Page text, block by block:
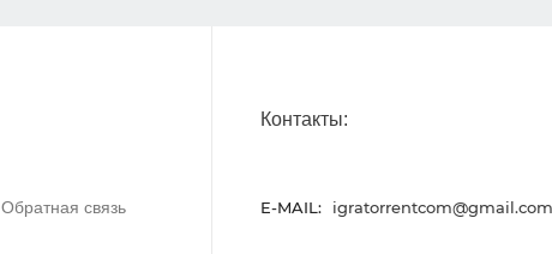
Обратная связь
Контакты:
E-MAIL: